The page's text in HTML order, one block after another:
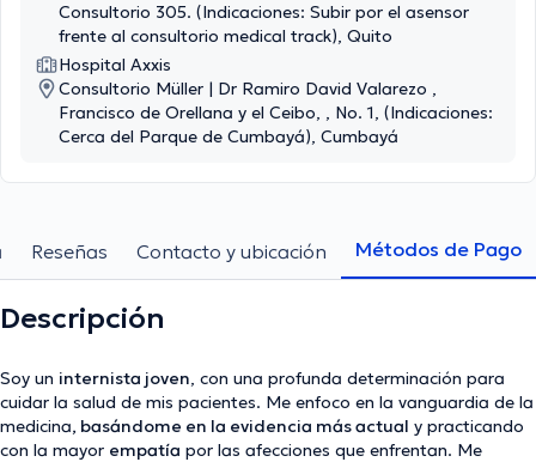
Consultorio 305. (Indicaciones: Subir por el asensor
frente al consultorio medical track), Quito
Hospital Axxis
Consultorio Müller | Dr Ramiro David Valarezo ,
Francisco de Orellana y el Ceibo, , No. 1, (Indicaciones:
Cerca del Parque de Cumbayá), Cumbayá
Reseñas Contacto y ubicación Métodos de Pago
Descripción
Soy un internista joven, con una profunda determinación para
cuidar la salud de mis pacientes. Me enfoco en la vanguardia de la
medicina, basándome en la evidencia más actual y practicando
con la mayor empatía por las afecciones que enfrentan. Me